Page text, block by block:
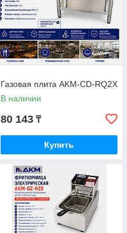
Газовая плита AKM-CD-RQ2X
В наличии
80 143 ₸
Купить